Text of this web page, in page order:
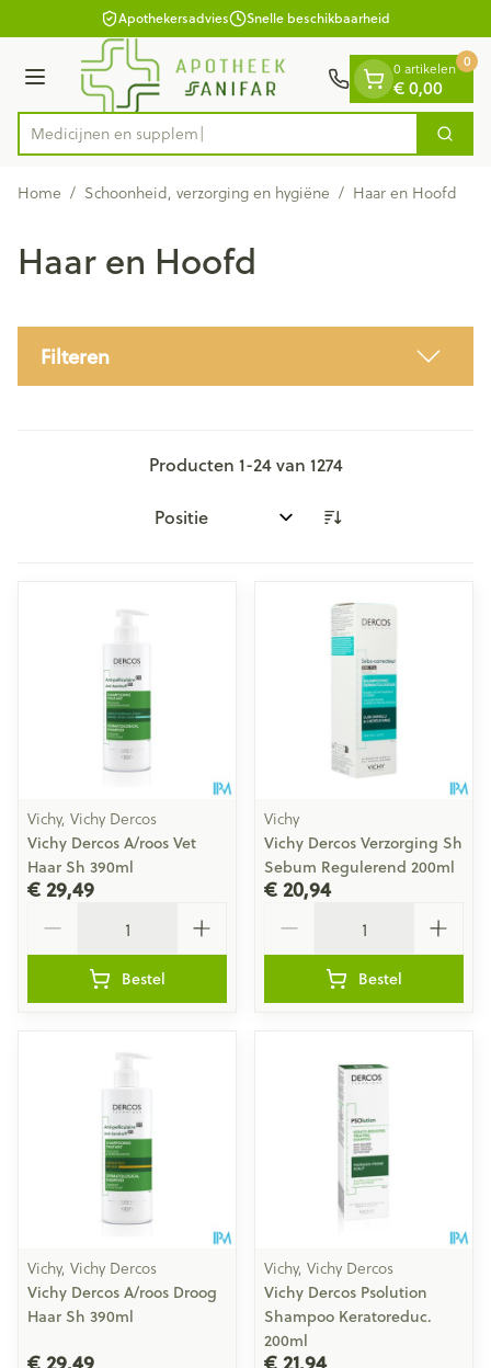
Ga naar de inhoudApothekersadvies Snelle beschikbaarheid
Menu
Product, merk, categorie...
Med Zoek
0 artikelen
€ 0,00
0
Home / Schoonheid, verzorging en hygiëne / Haar en Hoofd
Haar en Hoofd
Filteren
Producten 1-24van 1274
Sorteer op:
Vichy, Vichy Dercos
Vichy Dercos A/roos Vet
Haar Sh 390ml
€ 29,49
Bestel
Vichy
Vichy Dercos Verzorging Sh
Sebum Regulerend 200ml
€ 20,94
Bestel
Vichy, Vichy Dercos
Vichy Dercos A/roos Droog
Haar Sh 390ml
Vichy, Vichy Dercos
Vichy Dercos Psolution
Shampoo Keratoreduc.
200ml